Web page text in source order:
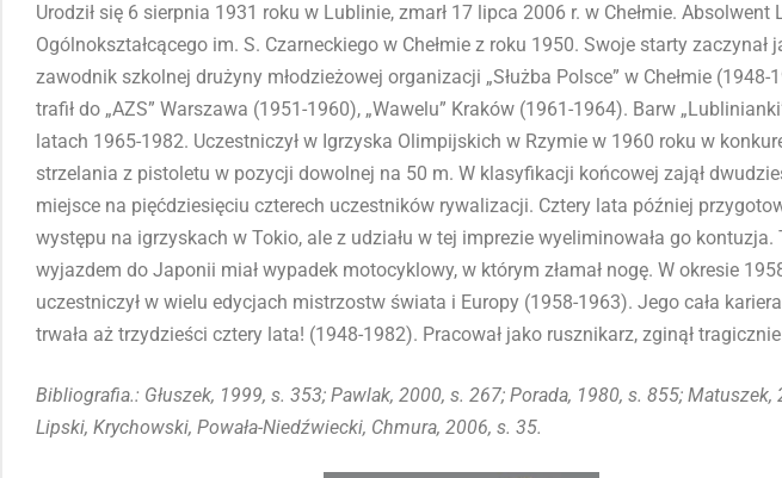
Naciśnij przycisk odtwarzania, aby odsłuchać tę zawartość
0:00 -:-- 1x
Urodził się 6 sierpnia 1931 roku w Lublinie, zmarł 17 lipca 2006 r. w Chełmie. Absolwent
Ogólnokształcącego im. S. Czarneckiego w Chełmie z roku 1950. Swoje starty zaczynał
zawodnik szkolnej drużyny młodzieżowej organizacji „Służba Polsce” w Chełmie (1948-
trafił do „AZS” Warszawa (1951-1960), „Wawelu” Kraków (1961-1964). Barw „Lublinianki”
latach 1965-1982. Uczestniczył w Igrzyska Olimpijskich w Rzymie w 1960 roku w
strzelania z pistoletu w pozycji dowolnej na 50 m. W klasyfikacji końcowej zajął
występu na igrzyskach w Tokio, ale z udziału w tej imprezie wyeliminowała go kontuzja.
wyjazdem do Japonii miał wypadek motocyklowy, w którym złamał nogę. W okresie